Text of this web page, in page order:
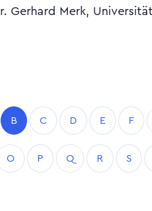
Gerhard Merk,
B C D E F
O P Q R S